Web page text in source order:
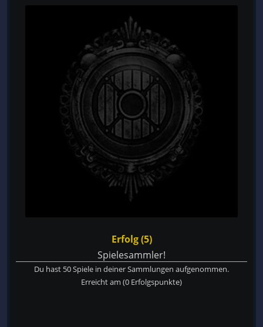
Erfolg (5)
Spielesammler!
Du hast 50 Spiele in deiner Sammlungen aufgenommen.
Erreicht am (0 Erfolgspunkte)